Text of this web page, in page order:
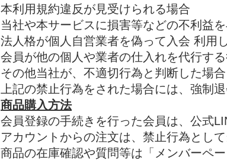
本利用規約違反が見受けられる場合
当社や本サービスに損害等などの不利益
法人格が個人自営業者を偽って入会 利用
会員が他の個人や業者の仕入れを代行す
その他当社が、不適切行為と判断した場合
上記の禁止行為をされた場合には、強制
商品購入方法
会員登録の手続きを行った会員は、公式
アカウントからの注文は、禁止行為とし
商品の在庫確認や質問等は「メンバーペ